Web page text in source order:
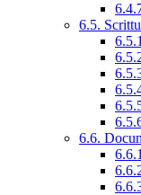
6.5.
6.6.